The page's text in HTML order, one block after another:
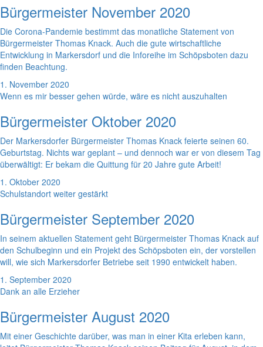
Bürgermeister November 2020
Die Corona-Pandemie bestimmt das monatliche Statement von
Bürgermeister Thomas Knack. Auch die gute wirtschaftliche
Entwicklung in Markersdorf und die Inforeihe im Schöpsboten dazu
finden Beachtung.
1. November 2020
Wenn es mir besser gehen würde, wäre es nicht auszuhalten
Bürgermeister Oktober 2020
Der Markersdorfer Bürgermeister Thomas Knack feierte seinen 60.
Geburtstag. Nichts war geplant – und dennoch war er von diesem Tag
überwältigt: Er bekam die Quittung für 20 Jahre gute Arbeit!
1. Oktober 2020
Schulstandort weiter gestärkt
Bürgermeister September 2020
In seinem aktuellen Statement geht Bürgermeister Thomas Knack auf
den Schulbeginn und ein Projekt des Schöpsboten ein, der vorstellen
will, wie sich Markersdorfer Betriebe seit 1990 entwickelt haben.
1. September 2020
Dank an alle Erzieher
Bürgermeister August 2020
Mit einer Geschichte darüber, was man in einer Kita erleben kann,